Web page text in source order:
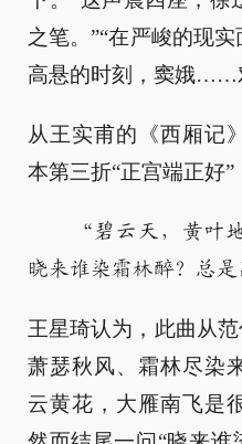
之笔。”“在严峻的现
高悬的时刻，窦娥……
从王实甫的《西厢记
本第三折“正宫端正好”
“碧云天，黄叶地
晓来谁染霜林醉？总
王星琦认为，此曲从
萧瑟秋风、霜林尽染
云黄花，大雁南飞是